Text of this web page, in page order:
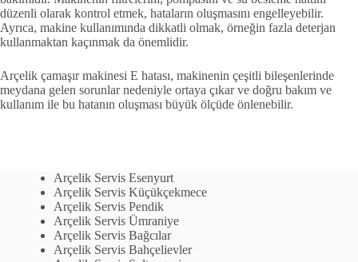
düzenli olarak kontrol etmek, hataların oluşmasını engelleyebilir.
Ayrıca, makine kullanımında dikkatli olmak, örneğin fazla deterjan
kullanmaktan kaçınmak da önemlidir.
Arçelik çamaşır makinesi E hatası, makinenin çeşitli bileşenlerinde
meydana gelen sorunlar nedeniyle ortaya çıkar ve doğru bakım ve
kullanım ile bu hatanın oluşması büyük ölçüde önlenebilir.
Arçelik Servis Esenyurt
Arçelik Servis Küçükçekmece
Arçelik Servis Pendik
Arçelik Servis Ümraniye
Arçelik Servis Bağcılar
Arçelik Servis Bahçelievler